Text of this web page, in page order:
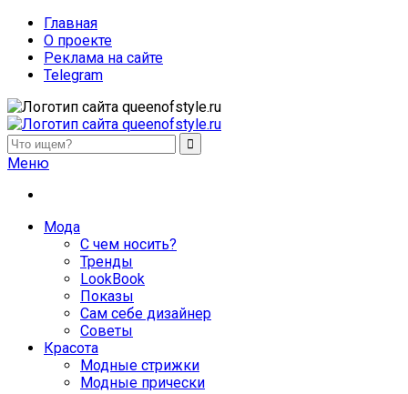
Главная
О проекте
Реклама на сайте
Telegram
queenofstyle.ru
Женский сайт о моде и красоте. Истории преображения и
похудения, отзывы о процедурах и косметике
Меню
Мода
С чем носить?
Тренды
LookBook
Показы
Сам себе дизайнер
Советы
Красота
Модные стрижки
Модные прически